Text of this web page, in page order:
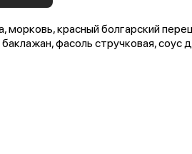
морковь, красный болгарский
баклажан, фасоль стручковая, соус